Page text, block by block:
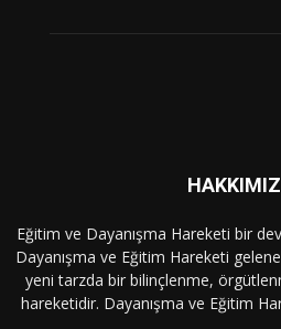
Eğitim ve Dayanışma Hareketi bir
Dayanışma ve Eğitim Hareketi
yeni tarzda bir bilinçlenme,
hareketidir. Dayanışma ve Eğitim